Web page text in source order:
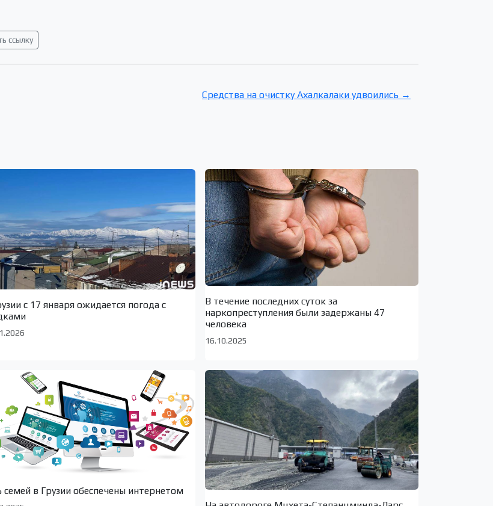
ссылку
Средства на очистку Ахалкалаки удвоились →
с 17 января ожидается погода с
В течение последних суток за
наркопреступления были задержаны 47
человека
16.10.2025
семей в Грузии обеспечены интернетом